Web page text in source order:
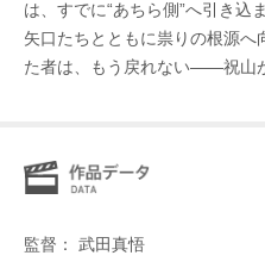
は、すでに“あちら側”へ引き込
矢口たちとともに祟りの根源
た者は、もう戻れない——祝山
監督： 武⽥真悟